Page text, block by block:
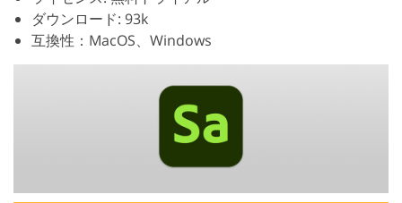
ダウンロード: 93k
互換性：MacOS、Windows